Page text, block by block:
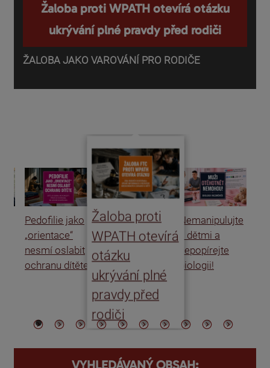
Žaloba proti WPATH otevírá otázku
ukrývání plné pravdy před rodiči
ŽALOBA JAKO VAROVÁNÍ PRO RODIČE
Pedofilie jako
„orientace“
nesmí oslabit
ochranu dítěte
Žaloba proti
WPATH otevírá
otázku
ukrývání plné
pravdy před
rodiči
Nemanipulujte
s dětmi a
nepopírejte
biologii!